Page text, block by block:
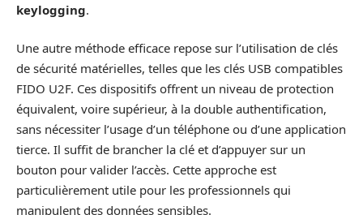
keylogging.
Une autre méthode efficace repose sur l’utilisation de clés
de sécurité matérielles, telles que les clés USB compatibles
FIDO U2F. Ces dispositifs offrent un niveau de protection
équivalent, voire supérieur, à la double authentification,
sans nécessiter l’usage d’un téléphone ou d’une application
tierce. Il suffit de brancher la clé et d’appuyer sur un
bouton pour valider l’accès. Cette approche est
particulièrement utile pour les professionnels qui
manipulent des données sensibles.